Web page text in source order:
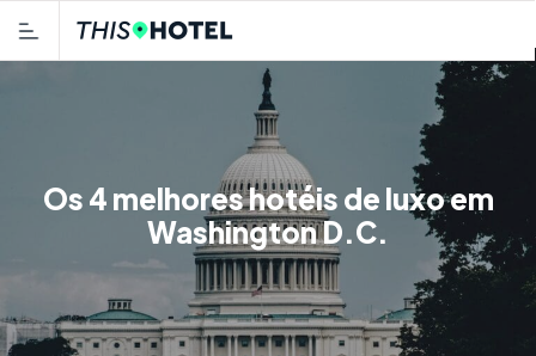
Os 4 melhores hotéis de luxo em
Washington D.C.